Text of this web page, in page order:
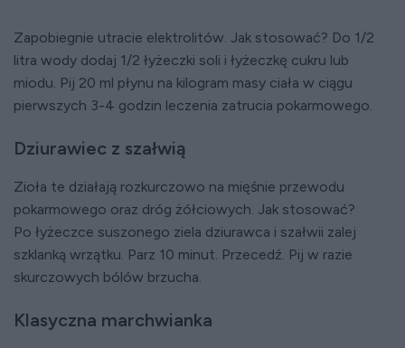
Zapobiegnie utracie elektrolitów. Jak stosować? Do 1/2
litra wody dodaj 1/2 łyżeczki soli i łyżeczkę cukru lub
miodu. Pij 20 ml płynu na kilogram masy ciała w ciągu
pierwszych 3-4 godzin leczenia zatrucia pokarmowego.
Dziurawiec z szałwią
Zioła te działają rozkurczowo na mięśnie przewodu
pokarmowego oraz dróg żółciowych. Jak stosować?
Po łyżeczce suszonego ziela dziurawca i szałwii zalej
szklanką wrzątku. Parz 10 minut. Przecedź. Pij w razie
skurczowych bólów brzucha.
Klasyczna marchwianka